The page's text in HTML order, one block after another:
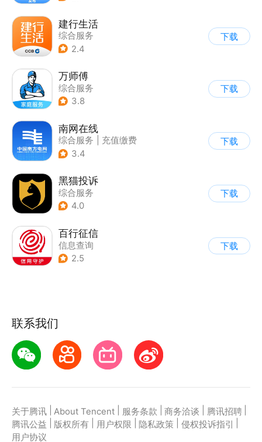
建行生活
综合服务
2.4
下载
万师傅
综合服务
3.8
下载
南网在线
综合服务
充值缴费
3.4
下载
黑猫投诉
综合服务
4.0
下载
百行征信
信息查询
| 业务咨询办理
2.5
下载
联系我们
关于腾讯 About Tencent 服务条款 商务洽谈 腾讯招聘
腾讯公益
版权所有 用户权限 隐私政策 侵权投诉指引
用户协议